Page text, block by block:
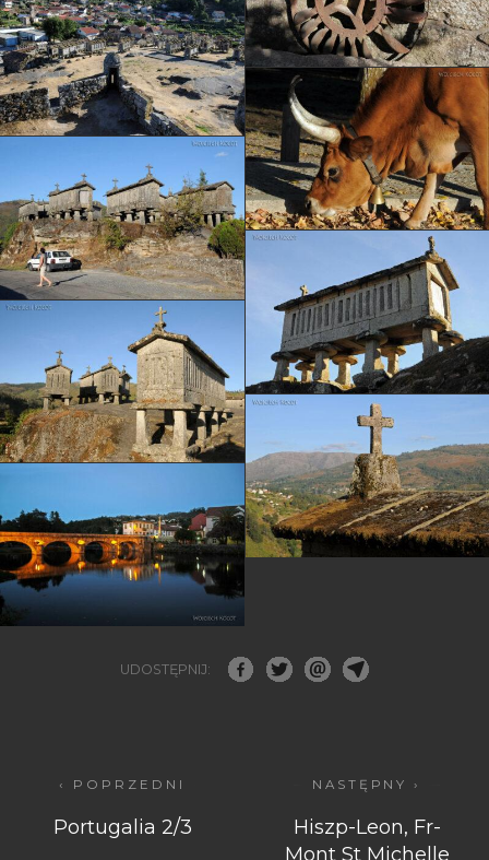
UDOSTĘPNIJ:
‹ POPRZEDNI
Portugalia 2/3
NASTĘPNY ›
Hiszp-Leon, Fr-
Mont St Michelle